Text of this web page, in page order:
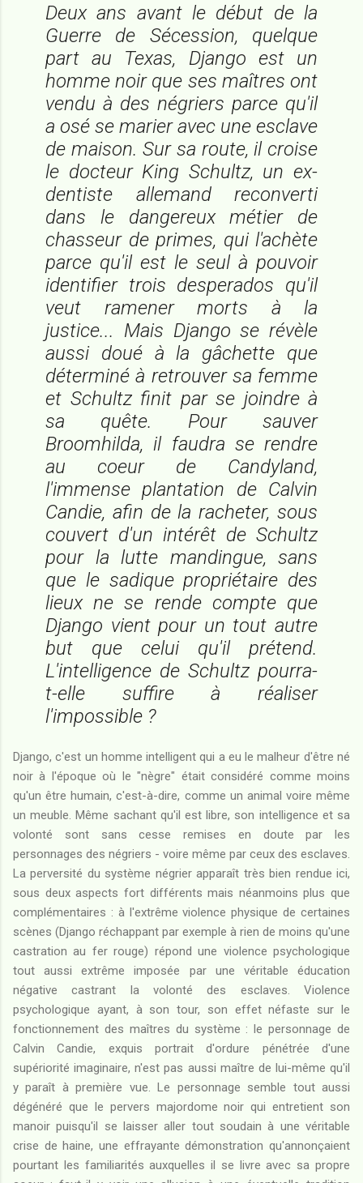
Deux ans avant le début de la
Guerre de Sécession, quelque
part au Texas, Django est un
homme noir que ses maîtres ont
vendu à des négriers parce qu'il
a osé se marier avec une esclave
de maison. Sur sa route, il croise
le docteur King Schultz, un ex-
dentiste allemand reconverti
dans le dangereux métier de
chasseur de primes, qui l'achète
parce qu'il est le seul à pouvoir
identifier trois desperados qu'il
veut ramener morts à la
justice... Mais Django se révèle
aussi doué à la gâchette que
déterminé à retrouver sa femme
et Schultz finit par se joindre à
sa quête. Pour sauver
Broomhilda, il faudra se rendre
au coeur de Candyland,
l'immense plantation de Calvin
Candie, afin de la racheter, sous
couvert d'un intérêt de Schultz
pour la lutte mandingue, sans
que le sadique propriétaire des
lieux ne se rende compte que
Django vient pour un tout autre
but que celui qu'il prétend.
L'intelligence de Schultz pourra-
t-elle suffire à réaliser
l'impossible ?
Django, c'est un homme intelligent qui a eu le malheur d'être né
noir à l'époque où le "nègre" était considéré comme moins
qu'un être humain, c'est-à-dire, comme un animal voire même
un meuble. Même sachant qu'il est libre, son intelligence et sa
volonté sont sans cesse remises en doute par les
personnages des négriers - voire même par ceux des esclaves.
La perversité du système négrier apparaît très bien rendue ici,
sous deux aspects fort différents mais néanmoins plus que
complémentaires : à l'extrême violence physique de certaines
scènes (Django réchappant par exemple à rien de moins qu'une
castration au fer rouge) répond une violence psychologique
tout aussi extrême imposée par une véritable éducation
négative castrant la volonté des esclaves. Violence
psychologique ayant, à son tour, son effet néfaste sur le
fonctionnement des maîtres du système : le personnage de
Calvin Candie, exquis portrait d'ordure pénétrée d'une
supériorité imaginaire, n'est pas aussi maître de lui-même qu'il
y paraît à première vue. Le personnage semble tout aussi
dégénéré que le pervers majordome noir qui entretient son
manoir puisqu'il se laisser aller tout soudain à une véritable
crise de haine, une effrayante démonstration qu'annonçaient
pourtant les familiarités auxquelles il se livre avec sa propre